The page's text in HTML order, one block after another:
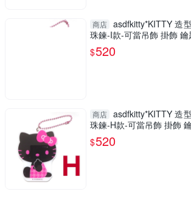
商店 asdfkitty*KITTY 造
珠鍊-I款-可當吊飾 掛飾
$520
商店 asdfkitty*KITTY 造
珠鍊-H款-可當吊飾 掛飾
$520